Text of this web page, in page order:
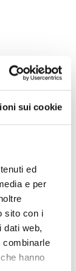
sui cookie
ed
e per
sito con i
dati web,
combinarle
hanno
(47)
Symbol